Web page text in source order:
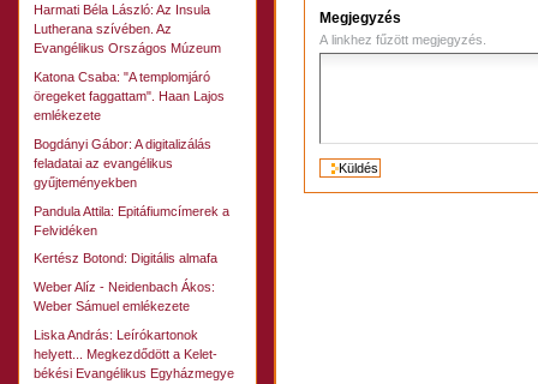
Harmati Béla László: Az Insula
Lutherana szívében. Az
Evangélikus Országos Múzeum
Katona Csaba: "A templomjáró
öregeket faggattam". Haan Lajos
emlékezete
Bogdányi Gábor: A digitalizálás
feladatai az evangélikus
gyűjteményekben
Pandula Attila: Epitáfiumcímerek a
Felvidéken
Kertész Botond: Digitális almafa
Weber Alíz - Neidenbach Ákos:
Weber Sámuel emlékezete
Liska András: Leírókartonok
helyett... Megkezdődött a Kelet-
békési Evangélikus Egyházmegye
Megjegyzés
A linkhez fűzött megjegyzés.